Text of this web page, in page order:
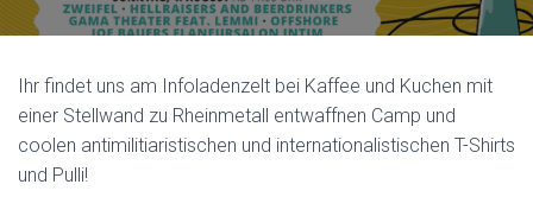
Ihr findet uns am Infoladenzelt bei Kaffee und Kuchen mit
einer Stellwand zu Rheinmetall entwaffnen Camp und
coolen antimilitiaristischen und internationalistischen T-Shirts
und Pulli!